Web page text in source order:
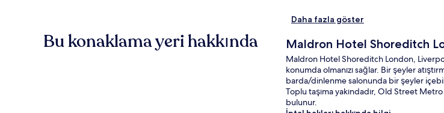
Daha fazla göster
Bu konaklama yeri hakkında Maldron Hotel Shoreditch
Maldron Hotel Shoreditch London,
konumda olmanızı sağlar. Bir şeyler
barda/dinlenme salonunda bir şeyler
Toplu taşıma yakındadır, Old Street
bulunur.